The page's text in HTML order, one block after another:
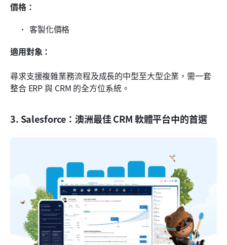
價格：
客製化價格
適用對象：
尋求支援複雜業務流程及成長的中型至大型企業，需一套
整合 ERP 與 CRM 的全方位系統。
3. Salesforce：澳洲最佳 CRM 軟體平台中的首選